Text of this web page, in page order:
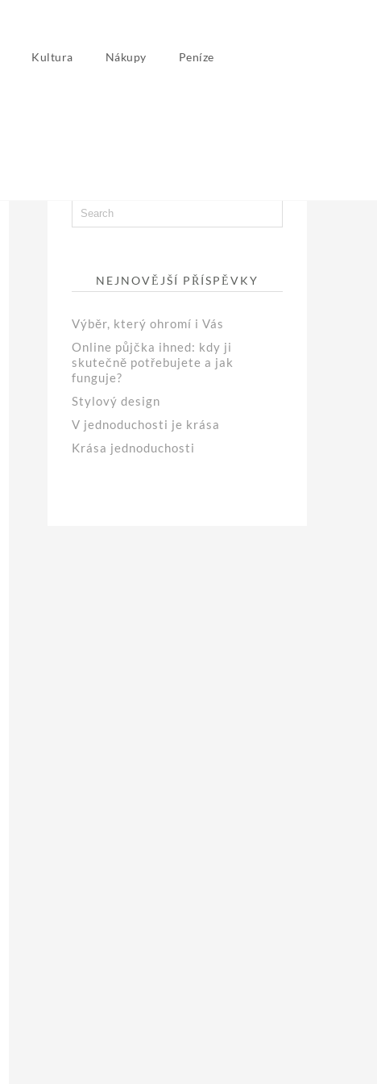
Kultura Nákupy Peníze
NEJNOVĚJŠÍ PŘÍSPĚVKY
Výběr, který ohromí i Vás
Online půjčka ihned: kdy ji
skutečně potřebujete a jak
funguje?
Stylový design
V jednoduchosti je krása
Krása jednoduchosti